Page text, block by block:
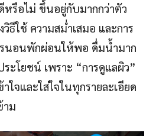
หรือไม่ ขึ้นอยู่กับมากกว่าตัว
ใช้ ความสม่ำเสมอ และการ
นอนพักผ่อนให้พอ ดื่มน้ำมาก
ะโยชน์ เพราะ “การดูแลผิว”
ใจและใส่ใจในทุกรายละเอียด
าม